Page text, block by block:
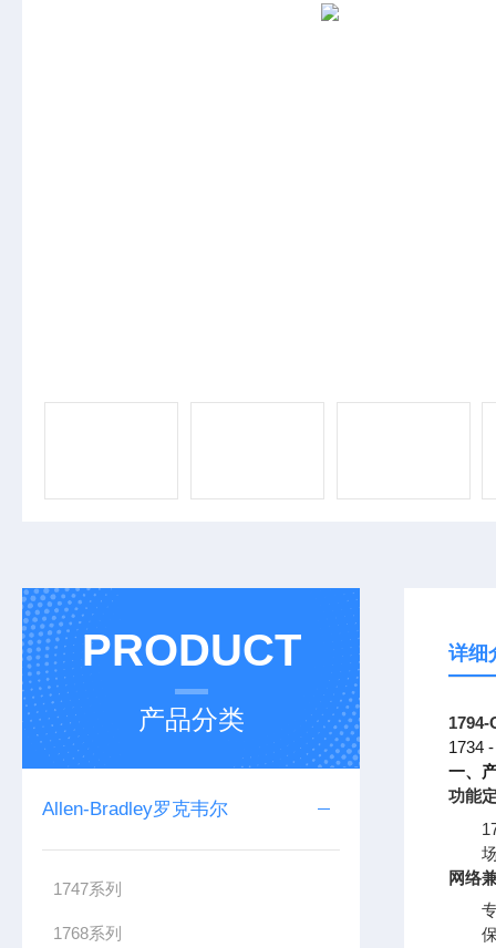
PRODUCT
产品分类
Allen-Bradley罗克韦尔
1747系列
1768系列
详细
1794-
1734
一、
功能
网络